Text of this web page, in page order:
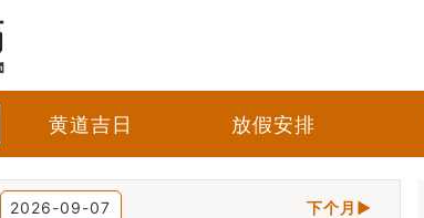
黄道吉日 放假安排
2026-09-07 下个月▶